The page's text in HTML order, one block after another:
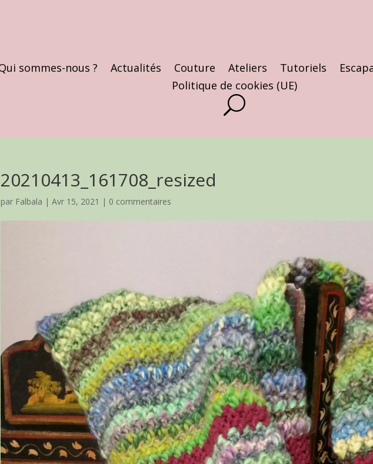
sommes-nous ? Actualités Couture Ateliers Tutoriels
Politique de cookies (UE)
20210413_161708_resized
par Falbala | Avr 15, 2021 | 0 commentaires